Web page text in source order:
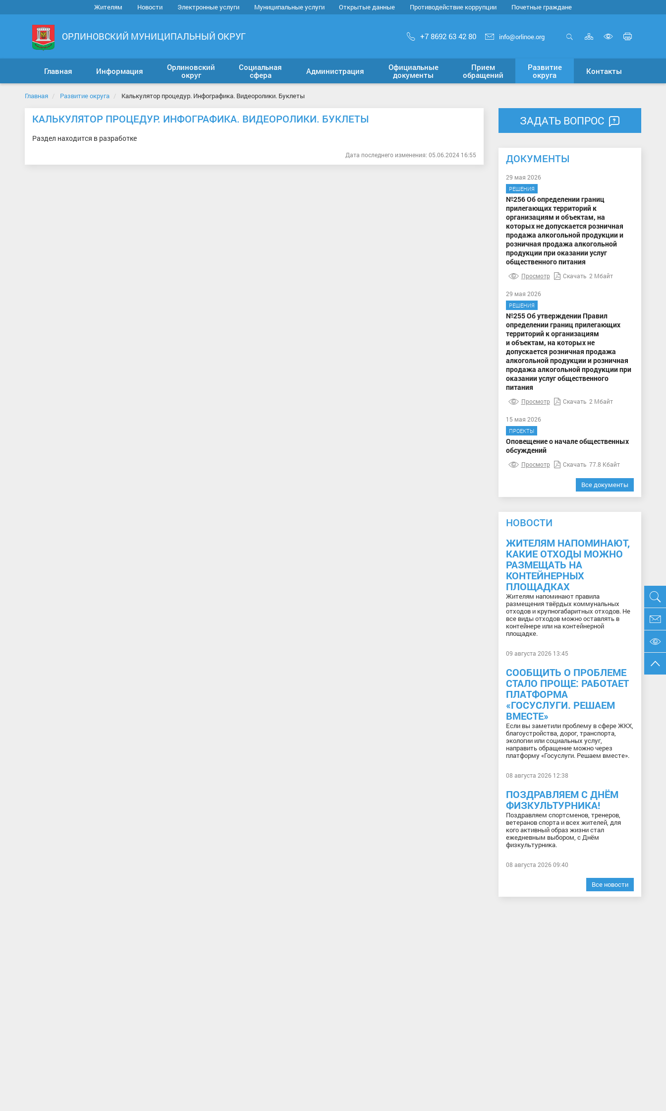
Жителям Новости Электронные услуги Муниципальные услуги Открытые данные Противодействие коррупции Почетные граждане
ОРЛИНОВСКИЙ МУНИЦИПАЛЬНЫЙ ОКРУГ +7 8692 63 42 80 info@orlinoe.org Карта
сайта
версию
для
Главная Информация
Орлиновский
округ
Социальная
сфера
Администрация
Официальные
документы
Прием
обращений
Развитие
округа
Контакты
Главная Развитие округа Калькулятор процедур. Инфографика. Видеоролики. Буклеты
КАЛЬКУЛЯТОР ПРОЦЕДУР. ИНФОГРАФИКА. ВИДЕОРОЛИКИ. БУКЛЕТЫ
Раздел находится в разработке
Дата последнего изменения: 05.06.2024 16:55
ЗАДАТЬ ВОПРОС
ДОКУМЕНТЫ
29 мая 2026
РЕШЕНИЯ
№256 Об определении границ
прилегающих территорий к
организациям и объектам, на
которых не допускается розничная
продажа алкогольной продукции и
розничная продажа алкогольной
продукции при оказании услуг
общественного питания
Просмотр Скачать 2 Мбайт
29 мая 2026
РЕШЕНИЯ
№255 Об утверждении Правил
определении границ прилегающих
территорий к организациям
и объектам, на которых не
допускается розничная продажа
алкогольной продукции и розничная
продажа алкогольной продукции при
оказании услуг общественного
питания
Просмотр Скачать 2 Мбайт
15 мая 2026
ПРОЕКТЫ
Оповещение о начале общественных
обсуждений
Просмотр Скачать 77.8 Кбайт
Все документы
НОВОСТИ
ЖИТЕЛЯМ НАПОМИНАЮТ,
КАКИЕ ОТХОДЫ МОЖНО
РАЗМЕЩАТЬ НА
КОНТЕЙНЕРНЫХ
ПЛОЩАДКАХ
Жителям напоминают правила
размещения твёрдых коммунальных
отходов и крупногабаритных отходов. Не
все виды отходов можно оставлять в
контейнере или на контейнерной
площадке.
09 августа 2026 13:45
СООБЩИТЬ О ПРОБЛЕМЕ
СТАЛО ПРОЩЕ: РАБОТАЕТ
ПЛАТФОРМА
«ГОСУСЛУГИ. РЕШАЕМ
ВМЕСТЕ»
Если вы заметили проблему в сфере ЖКХ,
благоустройства, дорог, транспорта,
экологии или социальных услуг,
направить обращение можно через
платформу «Госуслуги. Решаем вместе».
08 августа 2026 12:38
ПОЗДРАВЛЯЕМ С ДНЁМ
ФИЗКУЛЬТУРНИКА!
Поздравляем спортсменов, тренеров,
ветеранов спорта и всех жителей, для
кого активный образ жизни стал
ежедневным выбором, с Днём
физкультурника.
08 августа 2026 09:40
Все новости